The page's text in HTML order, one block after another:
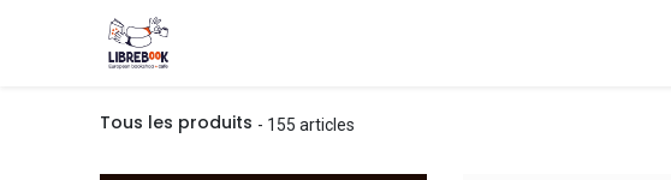
Tous les produits - 155 articles